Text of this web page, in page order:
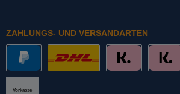
ZAHLUNGS- UND VERSANDARTEN
Vorkasse